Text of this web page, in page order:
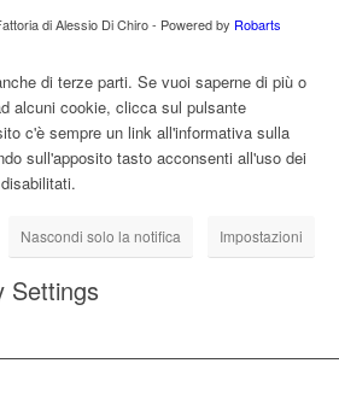
di Alessio Di Chiro - Powered by Robarts
di terze parti. Se vuoi saperne di più o
alcuni cookie, clicca sul pulsante
c'è sempre un link all'informativa sulla
sull'apposito tasto acconsenti all'uso dei
Nascondi solo la notifica Impostazioni
Settings